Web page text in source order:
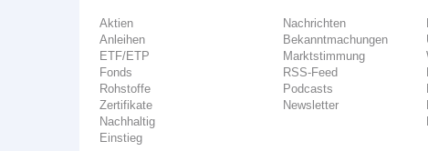
Aktien
Anleihen
ETF/ETP
Fonds
Rohstoffe
Zertifikate
Nachhaltig
Einstieg
Nachrichten
Bekanntmachungen
Marktstimmung
RSS-Feed
Podcasts
Newsletter